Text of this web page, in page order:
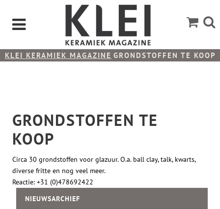
KLEI KERAMIEK MAGAZINE GRONDSTOFFEN TE KOOP
GRONDSTOFFEN TE
KOOP
Circa 30 grondstoffen voor glazuur. O.a. ball clay, talk, kwarts,
diverse fritte en nog veel meer.
Reactie: +31 (0)478692422
NIEUWSARCHIEF